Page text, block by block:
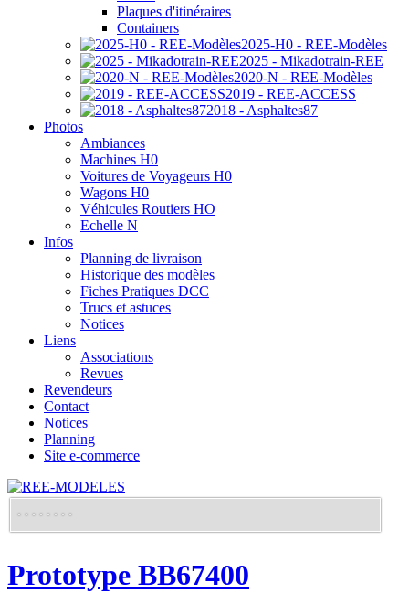
Plaques d'itinéraires
Containers
2025-H0 - REE-Modèles
2025 - Mikadotrain-REE
2020-N - REE-Modèles
2019 - REE-ACCESS
2018 - Asphaltes87
Photos
Ambiances
Machines H0
Voitures de Voyageurs H0
Wagons H0
Véhicules Routiers HO
Echelle N
Infos
Planning de livraison
Historique des modèles
Fiches Pratiques DCC
Trucs et astuces
Notices
Liens
Associations
Revues
Revendeurs
Contact
Notices
Planning
Site e-commerce
Prototype BB67400